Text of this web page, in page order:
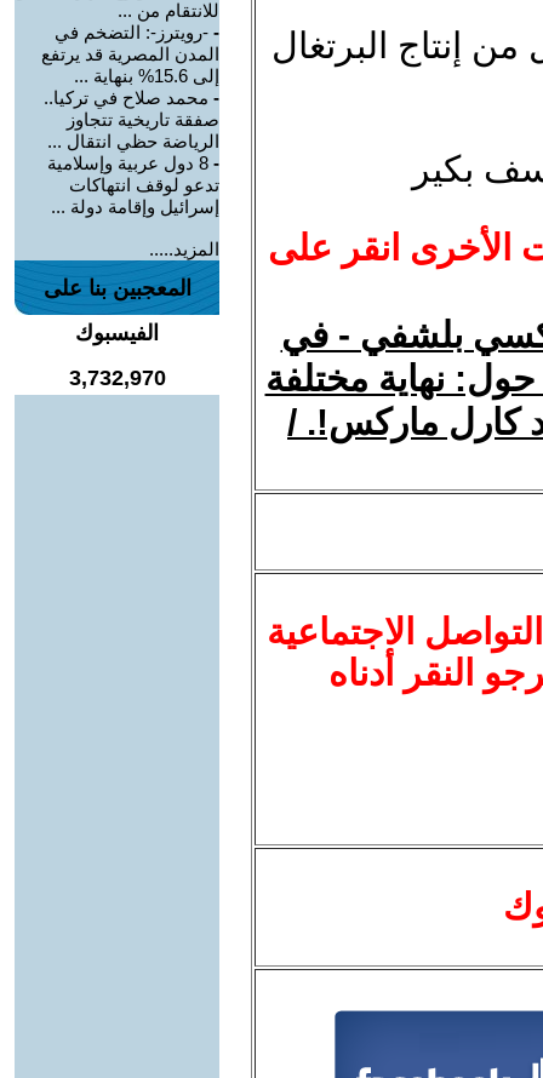
إنتاج البرتغال
بكير
الأخرى انقر على
بلشفي - في
حول: نهاية مختلفة
كارل ماركس!. /
الاجتماعية
النقر أدناه
للانتقام من ...
- -رويترز-: التضخم في
المدن المصرية قد يرتفع
إلى 15.6% بنهاية ...
- محمد صلاح في تركيا..
صفقة تاريخية تتجاوز
الرياضة حظي انتقال ...
-
8 دول عربية وإسلامية
تدعو لوقف انتهاكات
إسرائيل وإقامة دولة ...
المزيد.....
المعجبين بنا على
الفيسبوك
3,732,970